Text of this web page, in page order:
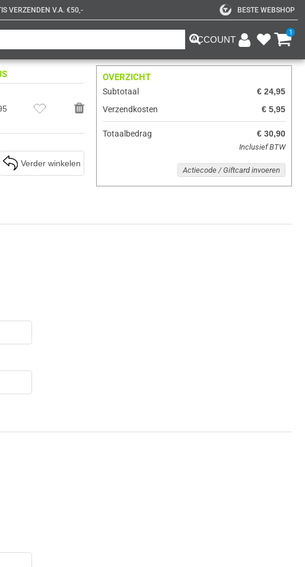
VERZENDEN V.A. €50,- BESTE WEBSHOP
ACCOUNT
1
Verder winkelen
OVERZICHT
Subtotaal
€ 24,95
Verzendkosten
€ 5,95
Totaalbedrag € 30,90
Inclusief BTW
Actiecode / Giftcard invoeren